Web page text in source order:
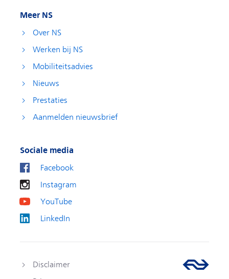
Meer NS
Over NS
Werken bij NS
Mobiliteitsadvies
Nieuws
Prestaties
Aanmelden nieuwsbrief
Sociale media
Facebook
Instagram
YouTube
LinkedIn
Disclaimer